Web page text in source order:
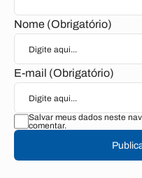
Nome (Obrigatório)
E-mail (Obrigatório)
Salvar meus dados neste
comentar.